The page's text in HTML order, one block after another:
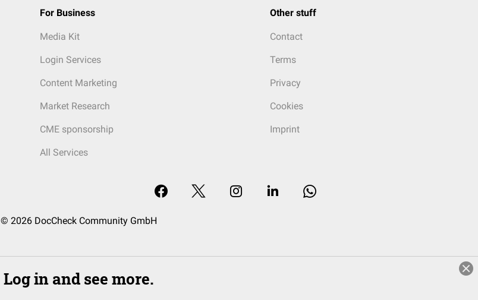
For Business
Media Kit
Login Services
Content Marketing
Market Research
CME sponsorship
All Services
Other stuff
Contact
Terms
Privacy
Cookies
Imprint
© 2026 DocCheck Community GmbH
Log in and see more.